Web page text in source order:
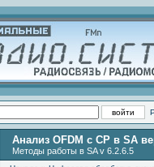
Анализ OFDM с CP в SA
Методы работы в SA v 6.2.6.5